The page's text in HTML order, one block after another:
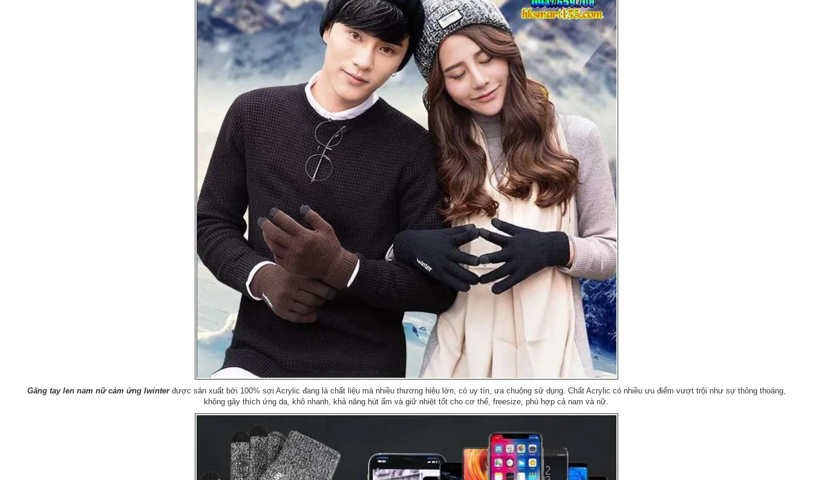
Găng tay len nam nữ cảm ứng Iwinterđược sản xuất bởi 100% sợi Acrylic đang là chất liệu mà nhiều thương hiệu lớn, có uy tín, ưa chuộng sử dụng. Chất Acrylic có nhiều ưu điểm vượt trội như sự thông thoáng,
không gây thích ứng da, khô nhanh, khả năng hút ẩm và giữ nhiệt tốt cho cơ thể, freesize, phù hợp cả nam và nữ.